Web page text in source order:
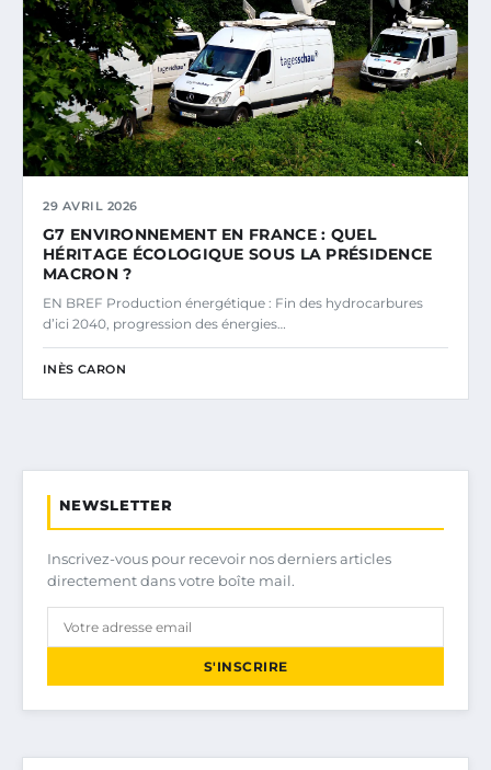
29 AVRIL 2026
G7 ENVIRONNEMENT EN FRANCE : QUEL
HÉRITAGE ÉCOLOGIQUE SOUS LA PRÉSIDENCE
MACRON ?
EN BREF Production énergétique : Fin des hydrocarbures
d’ici 2040, progression des énergies…
INÈS CARON
NEWSLETTER
Inscrivez-vous pour recevoir nos derniers articles
directement dans votre boîte mail.
S'INSCRIRE